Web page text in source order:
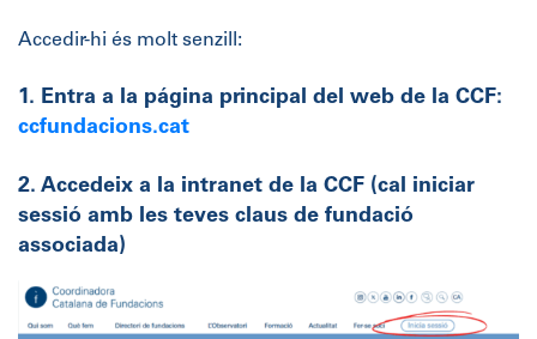
Accedir-hi és molt senzill:
1. Entra a la página principal del web de la CCF:
ccfundacions.cat
2. Accedeix a la intranet de la CCF (cal iniciar
sessió amb les teves claus de fundació
associada)